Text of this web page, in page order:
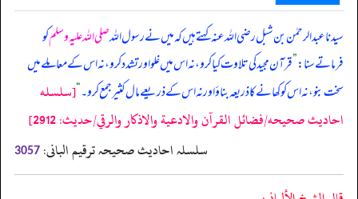
سیدنا عبدالرحمٰن بن شبل رضی اللہ عنہ کہتے ہیں کہ میں نے رسول اللہصلی اللہ علیہ وسلمکو
فرماتے سنا:”قرآن مجید کی تلاوت کیا کرو، نہ اس میں غلو اور تشدد کرو، نہ اس کے معاملے میں
سخت بنو، نہ اس کو کھانے کا ذریعہ بناؤ اور نہ اس کے ذریعے مال کثیر جمع کرو۔“[سلسله
احاديث صحيحه/فضائل القرآن والادعية والاذكار والرقي/حدیث: 2912]
سلسلہ احادیث صحیحہ ترقیم البانی: 3057